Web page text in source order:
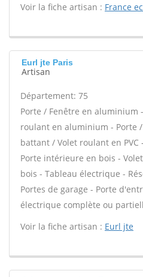
Voir la fiche artisan : France
Eurl jte Paris
Artisan
Département: 75
Porte / Fenêtre en aluminium
roulant en aluminium - Porte /
battant / Volet roulant en PVC
Porte intérieure en bois -
bois - Tableau électrique -
Portes de garage - Porte
électrique complète ou
Voir la fiche artisan : Eurl jte